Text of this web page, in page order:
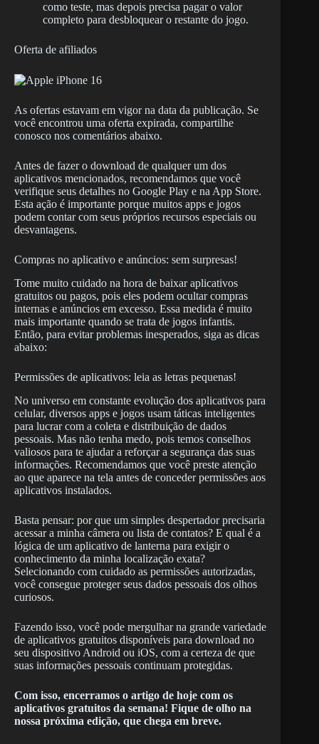
como teste, mas depois precisa pagar o valor
completo para desbloquear o restante do jogo.
Oferta de afiliados
As ofertas estavam em vigor na data da publicação. Se
você encontrou uma oferta expirada, compartilhe
conosco nos comentários abaixo.
Antes de fazer o download de qualquer um dos
aplicativos mencionados, recomendamos que você
verifique seus detalhes no Google Play e na App Store.
Esta ação é importante porque muitos apps e jogos
podem contar com seus próprios recursos especiais ou
desvantagens.
Compras no aplicativo e anúncios: sem surpresas!
Tome muito cuidado na hora de baixar aplicativos
gratuitos ou pagos, pois eles podem ocultar compras
internas e anúncios em excesso. Essa medida é muito
mais importante quando se trata de jogos infantis.
Então, para evitar problemas inesperados, siga as dicas
abaixo:
Permissões de aplicativos: leia as letras pequenas!
No universo em constante evolução dos aplicativos para
celular, diversos apps e jogos usam táticas inteligentes
para lucrar com a coleta e distribuição de dados
pessoais. Mas não tenha medo, pois temos conselhos
valiosos para te ajudar a reforçar a segurança das suas
informações. Recomendamos que você preste atenção
ao que aparece na tela antes de conceder permissões aos
aplicativos instalados.
Basta pensar: por que um simples despertador precisaria
acessar a minha câmera ou lista de contatos? E qual é a
lógica de um aplicativo de lanterna para exigir o
conhecimento da minha localização exata?
Selecionando com cuidado as permissões autorizadas,
você consegue proteger seus dados pessoais dos olhos
curiosos.
Fazendo isso, você pode mergulhar na grande variedade
de aplicativos gratuitos disponíveis para download no
seu dispositivo Android ou iOS, com a certeza de que
suas informações pessoais continuam protegidas.
Com isso, encerramos o artigo de hoje com os
aplicativos gratuitos da semana! Fique de olho na
nossa próxima edição, que chega em breve.